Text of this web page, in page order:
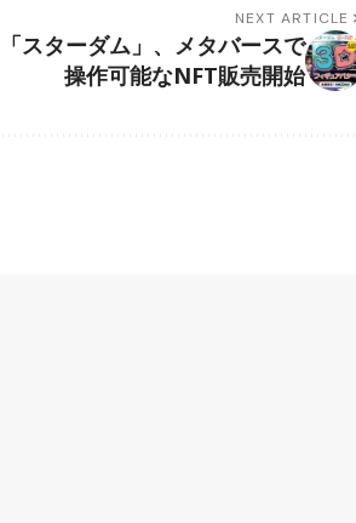
NEXT ARTICLE
スターダム」、メタバースで
操作可能なNFT販売開始